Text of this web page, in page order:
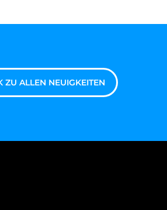
ZU ALLEN NEUIGKEITEN